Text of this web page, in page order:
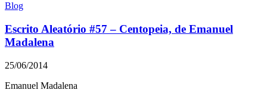
Blog
Escrito Aleatório #57 – Centopeia, de Emanuel
Madalena
25/06/2014
Emanuel Madalena